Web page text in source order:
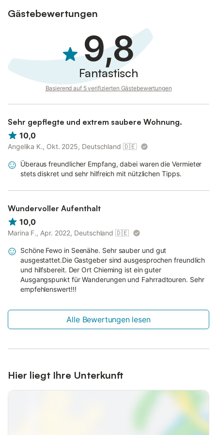
Gästebewertungen
9,8
Fantastisch
Basierend auf 5 verifizierten Gästebewertungen
Sehr gepflegte und extrem saubere Wohnung.
10,0
Angelika K., Okt. 2025, Deutschland 🇩🇪
Überaus freundlicher Empfang, dabei waren die Vermieter
stets diskret und sehr hilfreich mit nützlichen Tipps.
Wundervoller Aufenthalt
10,0
Marina F., Apr. 2022, Deutschland 🇩🇪
Schöne Fewo in Seenähe. Sehr sauber und gut
ausgestattet.Die Gastgeber sind ausgesprochen freundlich
und hilfsbereit. Der Ort Chieming ist ein guter
Ausgangspunkt für Wanderungen und Fahrradtouren. Sehr
empfehlenswert!!!
Alle Bewertungen lesen
Hier liegt Ihre Unterkunft